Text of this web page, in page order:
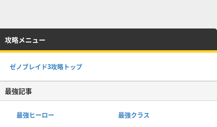
攻略メニュー
ゼノブレイド3攻略トップ
最強記事
最強ヒーロー 最強クラス